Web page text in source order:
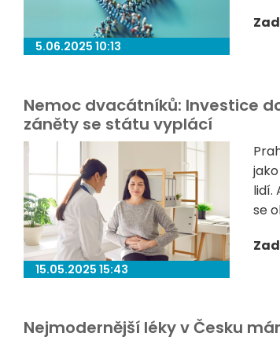
5.06.2025 10:13
Nemoc dvacátníků: Investice
záněty se státu vyplácí
15.05.2025 15:43
lidí.
se
Nejmodernější léky v Česku